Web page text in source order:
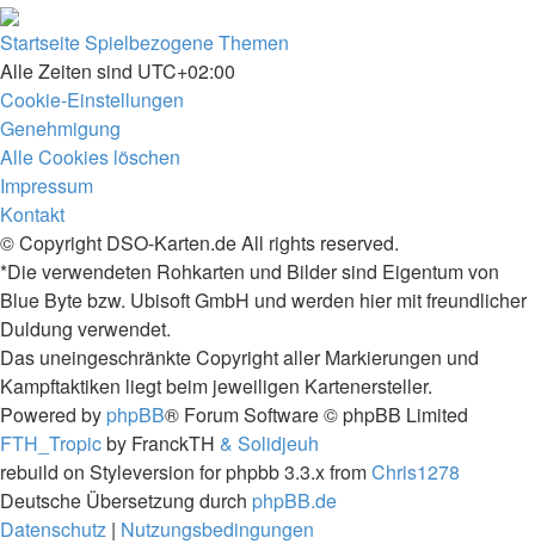
StartseiteSpielbezogene Themen
Alle Zeiten sind UTC+02:00
Cookie-Einstellungen
Genehmigung
Alle Cookies löschen
Impressum
Kontakt
© Copyright DSO-Karten.de All rights reserved.
*Die verwendeten Rohkarten und Bilder sind Eigentum von
Blue Byte bzw. Ubisoft GmbH und werden hier mit freundlicher
Duldung verwendet.
Das uneingeschränkte Copyright aller Markierungen und
Kampftaktiken liegt beim jeweiligen Kartenersteller.
Powered by phpBB® Forum Software © phpBB Limited
FTH_Tropicby FranckTH & Solidjeuh
rebuild on Styleversion for phpbb 3.3.x fromChris1278
Deutsche Übersetzung durch phpBB.de
Datenschutz | Nutzungsbedingungen